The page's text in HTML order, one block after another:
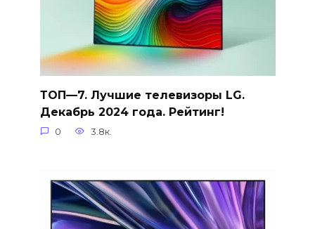
ТОП—7. Лучшие телевизоры LG.
Декабрь 2024 года. Рейтинг!
0 3.8к.